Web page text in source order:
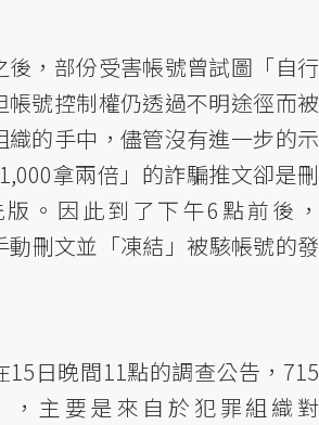
後，部份受害帳號曾試圖「自行
號控制權仍透過不明途徑而被
織的手中，儘管沒有進一步的示
拿兩倍」的詐騙推文卻是刪
。因此到了下午6點前後，
動刪文並「凍結」被駭帳號的發
15日晚間11點的調查公告，715
，主要是來自於犯罪組織對